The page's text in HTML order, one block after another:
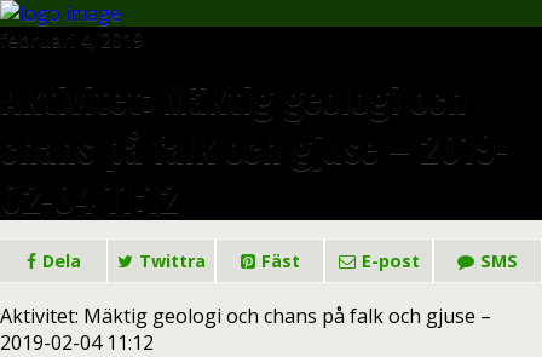
februari 4, 2019
Aktivitet: Mäktig geologi och
chans på falk och gjuse – 2019-
02-04 11:12
Dela Twittra Fäst E-post SMS
Aktivitet: Mäktig geologi och chans på falk och gjuse –
2019-02-04 11:12